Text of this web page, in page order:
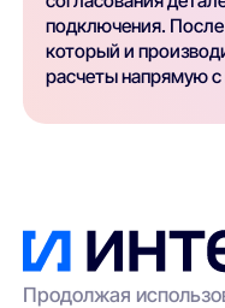
подключения. После
который и
расчеты напрямую
Продолжая